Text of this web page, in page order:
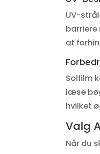
UV-
barriere
at
Solfilm
læse
hvilket
Valg
Når du